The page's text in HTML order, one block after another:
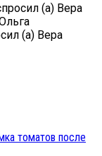
(а) Вера
(а) Вера
томатов после